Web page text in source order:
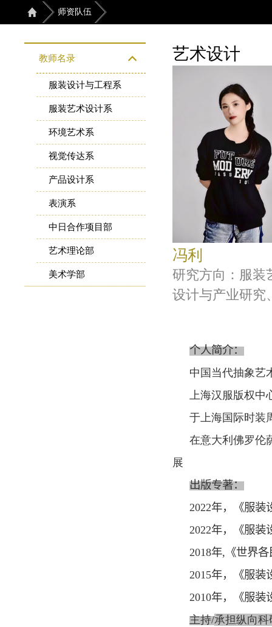
师资队伍
教师名录
服装设计与工程系
服装艺术设计系
环境艺术系
视觉传达系
产品设计系
表演系
中日合作项目部
艺术理论部
美术学部
艺术设计
冯利
研究方向：服装
设计与产业研究
个人简介：
中国当代抽象艺
上海汉服版权中
于上海国际时装
在意大利佛罗伦
展
出版专著：
2022年，《服装
2022年，《服装
2018年, 《世界
2015年，《服装
2010年，《服装
主持/承担纵向科